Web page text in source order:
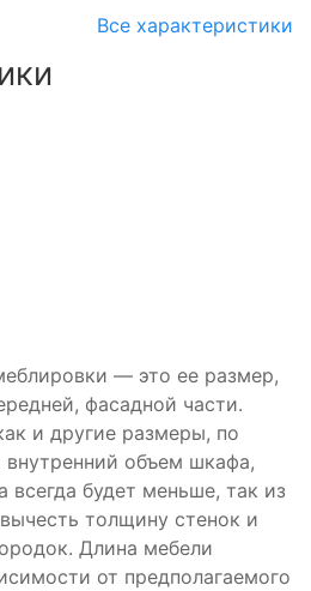
Все характеристики
— это ее размер,
фасадной части.
и другие размеры, по
объем шкафа,
будет меньше, так из
толщину стенок и
Длина мебели
от предполагаемого